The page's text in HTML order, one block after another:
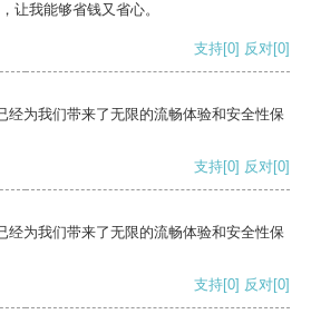
让我能够省钱又省心。
支持[0] 反对[0]
经为我们带来了无限的流畅体验和安全性保
支持[0] 反对[0]
经为我们带来了无限的流畅体验和安全性保
支持[0] 反对[0]